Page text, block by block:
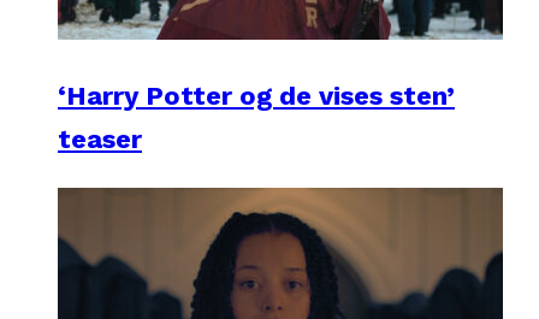
‘Harry Potter og de vises sten’
teaser